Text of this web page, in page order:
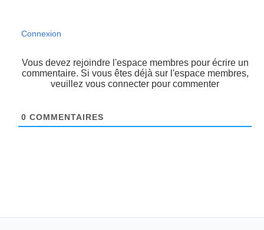
Connexion
Vous devez rejoindre l'espace membres pour écrire un
commentaire. Si vous êtes déjà sur l'espace membres,
veuillez vous connecter pour commenter
0 COMMENTAIRES